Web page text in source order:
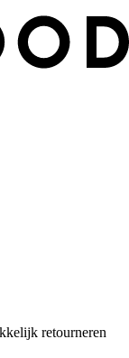
retourneren